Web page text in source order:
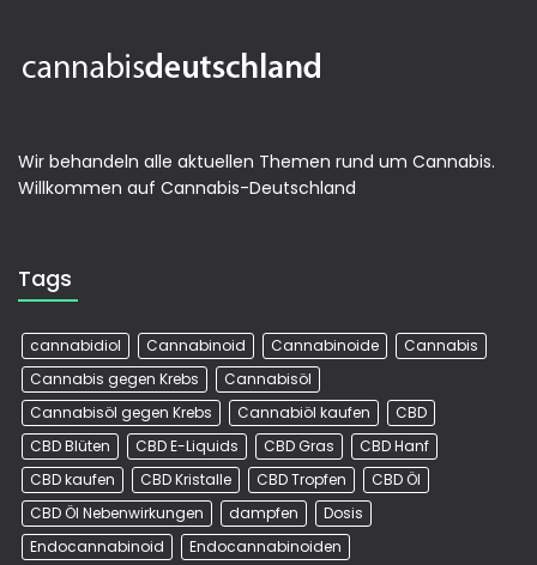
Wir behandeln alle aktuellen Themen rund um Cannabis.
Willkommen auf Cannabis-Deutschland
Tags
cannabidiol Cannabinoid Cannabinoide
Cannabis
Cannabis gegen Krebs
Cannabisöl
Cannabisöl gegen Krebs
Cannabiöl kaufen
CBD
CBD Blüten
CBD E-Liquids CBD Gras
CBD Hanf
CBD kaufen
CBD Kristalle CBD Tropfen
CBD Öl
CBD Öl Nebenwirkungen
dampfen
Dosis
Endocannabinoid
Endocannabinoiden